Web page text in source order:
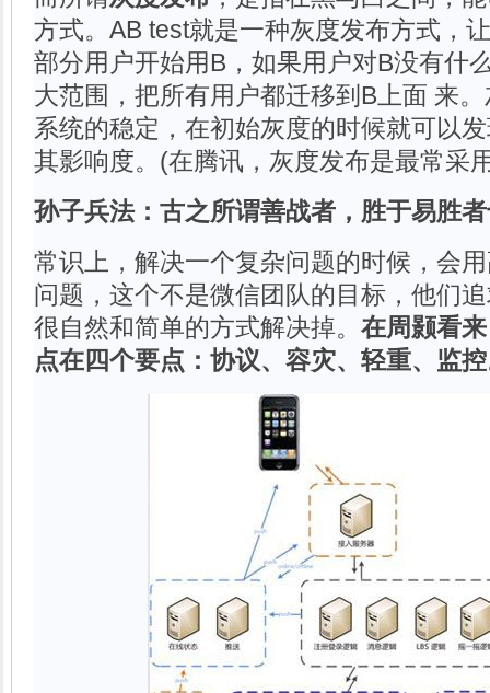
方式。AB test就是一种灰度发布方式，
部分用户开始用B，如果用户对B没有什
大范围，把所有用户都迁移到B上面 来
系统的稳定，在初始灰度的时候就可以
其影响度。(在腾讯，灰度发布是最常采
孙子兵法：古之所谓善战者，胜于易胜
常识上，解决一个复杂问题的时候，会
问题，这个不是微信团队的目标，他们
很自然和简单的方式解决掉。 在周颢看
点在四个要点：协议、容灾、轻重、监